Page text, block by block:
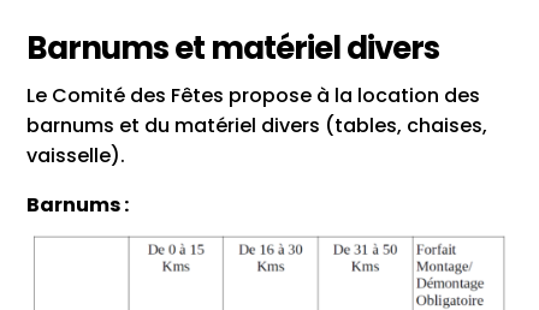
Barnums et matériel divers
Le Comité des Fêtes propose à la location des
barnums et du matériel divers (tables, chaises,
vaisselle).
Barnums :